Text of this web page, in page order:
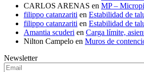
CARLOS ARENAS en MP –
filippo catanzariti en Estabilidad de
filippo catanzariti en Estabilidad de
Amantia scuderi en Carga límite,
Nilton Campelo en Muros de
Newsletter